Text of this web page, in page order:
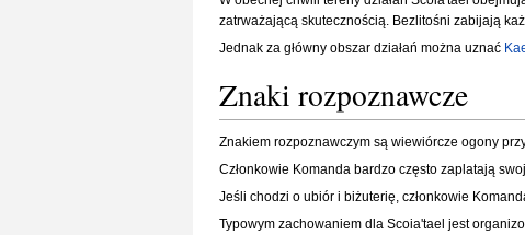
zatrważającą skutecznością. Bezlitośni zabijają
Jednak za główny obszar działań można uznać
Znaki rozpoznawcze
Znakiem rozpoznawczym są wiewiórcze ogony
Członkowie Komanda bardzo często zaplatają
Jeśli chodzi o ubiór i biżuterię, członkowie
Typowym zachowaniem dla Scoia'tael jest